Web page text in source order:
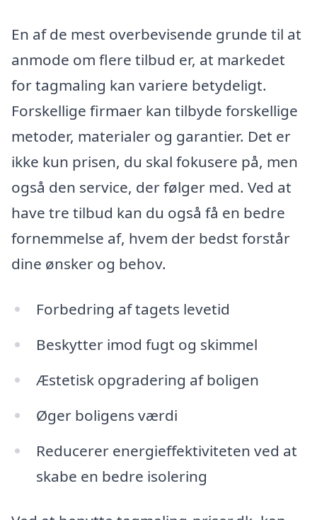
En af de mest overbevisende grunde til at
anmode om flere tilbud er, at markedet
for tagmaling kan variere betydeligt.
Forskellige firmaer kan tilbyde forskellige
metoder, materialer og garantier. Det er
ikke kun prisen, du skal fokusere på, men
også den service, der følger med. Ved at
have tre tilbud kan du også få en bedre
fornemmelse af, hvem der bedst forstår
dine ønsker og behov.
Forbedring af tagets levetid
Beskytter imod fugt og skimmel
Æstetisk opgradering af boligen
Øger boligens værdi
Reducerer energieffektiviteten ved at
skabe en bedre isolering